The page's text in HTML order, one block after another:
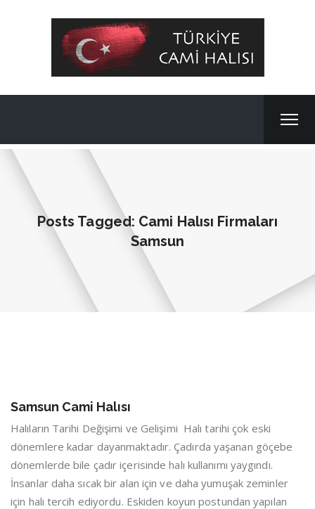
Posts Tagged: Cami Halısı Firmaları
Samsun
Samsun Cami Halısı
Halıların Tarihi Değişimi ve Gelişimi Halı tarihi çok eski
dönemlere kadar dayanmaktadır. Çadırda yaşanan göçebe
dönemlerde bile çadır içerisinde halı kullanımı yaygındı.
İnsanlar daha sıcak bir alan için ve daha yumuşak zeminler
için halı tercih ediyordu. Eskiden koyun postundan yapılan